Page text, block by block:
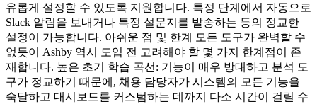
유롭게 설정할 수 있도록 지원합니다. 특정 단계에서 자동으로
Slack 알림을 보내거나 특정 설문지를 발송하는 등의 정교한
설정이 가능합니다. 아쉬운 점 및 한계 모든 도구가 완벽할 수
없듯이 Ashby 역시 도입 전 고려해야 할 몇 가지 한계점이 존
재합니다. 높은 초기 학습 곡선: 기능이 매우 방대하고 분석 도
구가 정교하기 때문에, 채용 담당자가 시스템의 모든 기능을
숙달하고 대시보드를 커스텀하는 데까지 다소 시간이 걸릴 수